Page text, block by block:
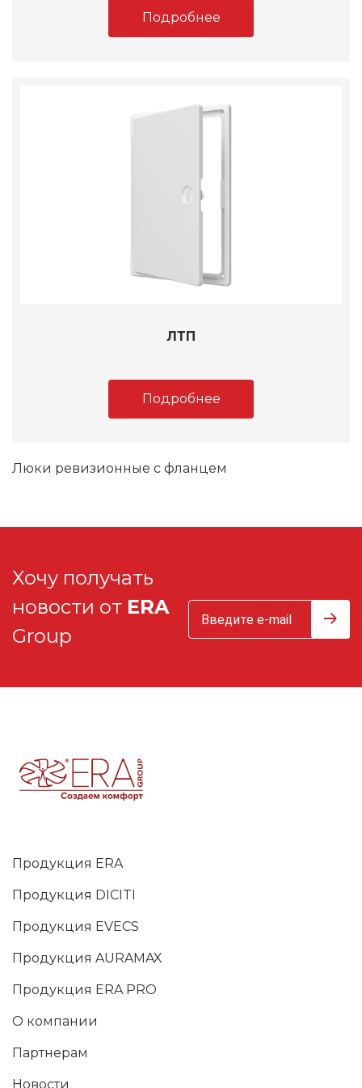
Подробнее
ЛТП
Подробнее
Люки ревизионные с фланцем
Хочу получать
новости от ERA
Group
Продукция ERA
Продукция DICITI
Продукция EVECS
Продукция AURAMAX
Продукция ERA PRO
О компании
Партнерам
Новости